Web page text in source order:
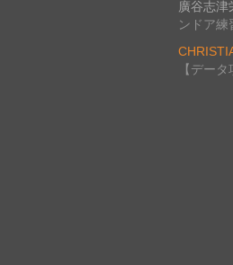
廣谷志津
ンドア練
【デー